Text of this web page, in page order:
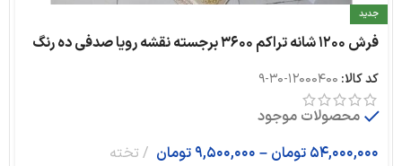
جدید
فرش ۱۲۰۰ شانه تراکم ۳۶۰۰ برجسته نقشه رویا صدفی ده رنگ
کد کالا: 12000400-30-9
محصولات موجود
54,000,000 تومان –
9,500,000 تومان تخته